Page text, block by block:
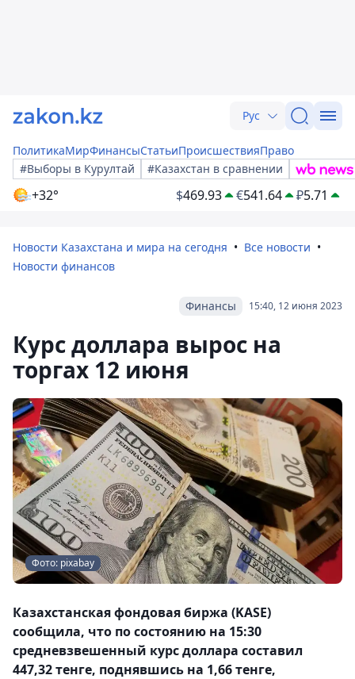
Рус
ПолитикаМирФинансыСтатьиПроисшествияПраво
#Выборы в Курултай
#Казахстан в сравнении
+32° $469.93 €541.64 ₽5.71
Новости Казахстана и мира на сегодня
Все новости
Новости финансов
15:40, 12 июня 2023
Финансы
Курс доллара вырос на
торгах 12 июня
Фото: pixabay
Казахстанская фондовая биржа (KASE)
сообщила, что по состоянию на 15:30
средневзвешенный курс доллара составил
447,32 тенге, поднявшись на 1,66 тенге,